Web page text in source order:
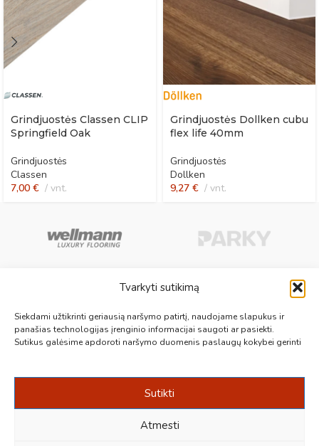
Tvarkyti sutikimą
Siekdami užtikrinti geriausią naršymo patirtį, naudojame slapukus ir
panašias technologijas įrenginio informacijai saugoti ar pasiekti.
Sutikus galėsime apdoroti naršymo duomenis paslaugų kokybei gerinti
Sutikti
Atmesti
Grindjuostės Classen CLIP
Springfield Oak
Grindjuostės
Classen
7,00 € vnt.
Grindjuostės Dollken cubu
flex life 40mm
Grindjuostės
Dollken
9,27 € vnt.
Aukščiausios kokybės medinės, laminuotos, vinilinės grindys, paklotai,
kiliminės plytelės, grindjuostės ir kt. originalios bei kokybiškos prekės
jūsų grindims.
+370 687 19789